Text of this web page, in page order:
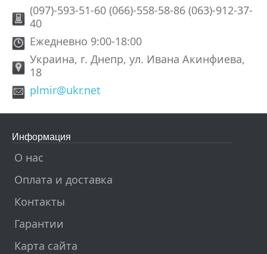
(097)-593-51-60 (066)-558-58-86 (063)-912-37-
40
Ежедневно 9:00-18:00
Украина, г. Днепр, ул. Ивана Акинфиева,
18
plmir@ukr.net
Информация
О нас
Оплата и доставка
Контакты
Гарантии
Карта сайта